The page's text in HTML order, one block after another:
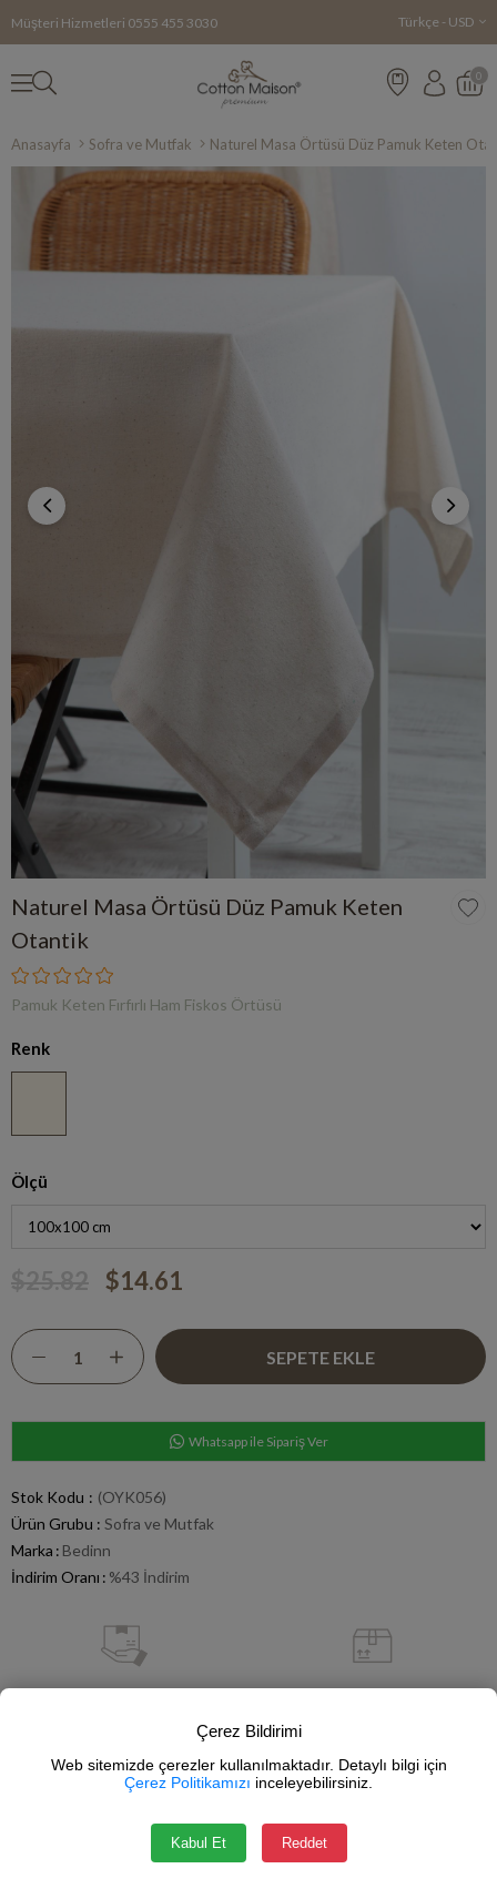
Müşteri Hizmetleri 0555 455 3030 Türkçe - USD
0
Anasayfa Sofra ve Mutfak Naturel Masa Örtüsü Düz Pamuk Keten
Naturel Masa Örtüsü Düz Pamuk Keten
Otantik
Pamuk Keten Fırfırlı Ham Fiskos Örtüsü
Renk
Ölçü
$14.61
Whatsapp ile Sipariş Ver
Stok Kodu
(OYK056)
Ürün Grubu : Sofra ve Mutfak
Marka : Bedinn
İndirim Oranı : %43 İndirim
Güvenli Alışveriş İade Garantisi
14 Gün İçerisinde
Çerez Bildirimi
Web sitemizde çerezler kullanılmaktadır. Detaylı bilgi için
Çerez Politikamızı inceleyebilirsiniz.
Kabul Et Reddet